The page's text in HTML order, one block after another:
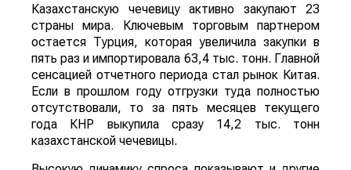
Казахстанскую чечевицу активно закупают 23
страны мира. Ключевым торговым партнером
остается Турция, которая увеличила закупки в
пять раз и импортировала 63,4 тыс. тонн. Главной
сенсацией отчетного периода стал рынок Китая.
Если в прошлом году отгрузки туда полностью
отсутствовали, то за пять месяцев текущего
года КНР выкупила сразу 14,2 тыс. тонн
казахстанской чечевицы.